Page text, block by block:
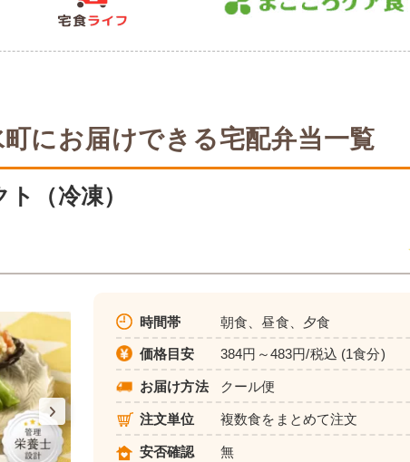
にお届けできる宅配弁当一覧
（冷凍）
時間帯 朝食、昼食、夕食
価格目安 384円～483円/税込 (1食分)
お届け方法 クール便
注文単位 複数食をまとめて注文
安否確認 無